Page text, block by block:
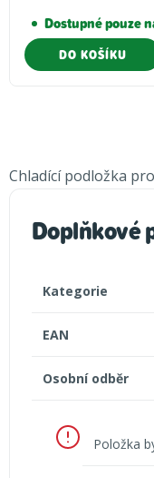
Dostupné pouze
DO KOŠÍKU
Chladící podložka
Doplňkové
Kategorie
EAN
Osobní odběr
Položka